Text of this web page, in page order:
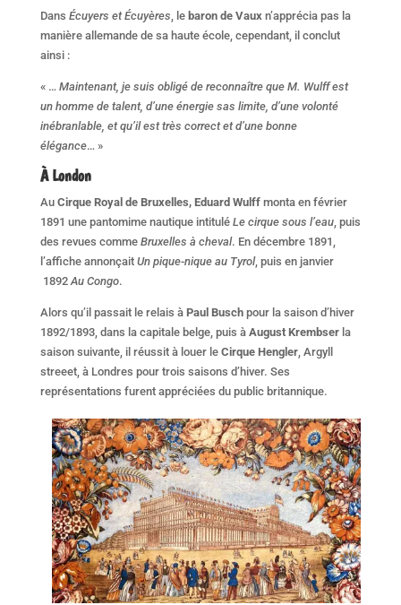
Dans Écuyers et Écuyères , le baron de Vauxn’apprécia pas la
manière allemande de sa haute école, cependant, il conclut
ainsi :
« … Maintenant, je suis obligé de reconnaître que M. Wulff est
un homme de talent, d’une énergie sas limite, d’une volonté
inébranlable, et qu’il est très correct et d’une bonne
élégance… »
À London
Au Cirque Royal de Bruxelles, Eduard Wulffmonta en février
1891 une pantomime nautique intitulé Le cirque sous l’eau, puis
des revues comme Bruxelles à cheval. En décembre 1891,
l’affiche annonçait Un pique-nique au Tyrol, puis en janvier
1892 Au Congo.
Alors qu’il passait le relais àPaul Buschpour la saison d’hiver
1892/1893, dans la capitale belge, puis à August Krembser la
saison suivante, il réussit à louer le Cirque Hengler, Argyll
streeet, à Londres pour trois saisons d’hiver. Ses
représentations furent appréciées du public britannique.